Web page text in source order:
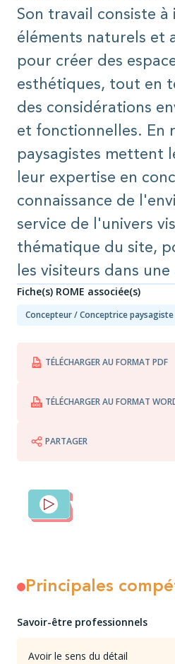
Son travail consiste
éléments naturels et
pour créer des
esthétiques, tout en
des considérations
et fonctionnelles. En
paysagistes mettent
leur expertise en
connaissance de
service de l'univers
thématique du site,
les visiteurs dans
Fiche(s) ROME associée(s)
Concepteur / Conceptrice paysagiste
TÉLÉCHARGER AU FORMAT PDF
TÉLÉCHARGER AU FORMAT
PARTAGER
Vidéo disponible !
Principales
Savoir-être professionnels
Avoir le sens du détail